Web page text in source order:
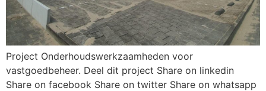
Project Onderhoudswerkzaamheden voor
vastgoedbeheer. Deel dit project Share on linkedin
Share on facebook Share on twitter Share on whatsapp